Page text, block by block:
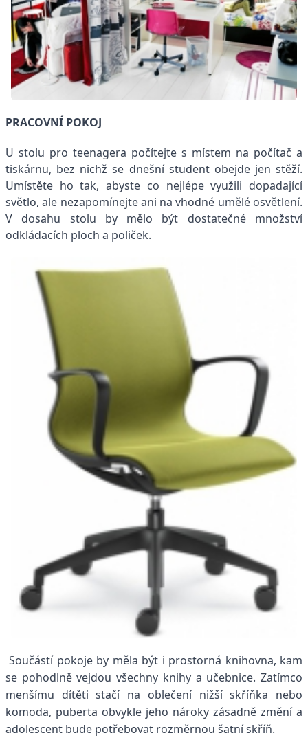
PRACOVNÍ POKOJ
U stolu pro teenagera počítejte s místem na počítač a
tiskárnu, bez nichž se dnešní student obejde jen stěží.
Umístěte ho tak, abyste co nejlépe využili dopadající
světlo, ale nezapomínejte ani na vhodné umělé osvětlení.
V dosahu stolu by mělo být dostatečné množství
odkládacích ploch a poliček.
Součástí pokoje by měla být i prostorná knihovna, kam
se pohodlně vejdou všechny knihy a učebnice. Zatímco
menšímu dítěti stačí na oblečení nižší skříňka nebo
komoda, puberta obvykle jeho nároky zásadně změní a
adolescent bude potřebovat rozměrnou šatní skříň.